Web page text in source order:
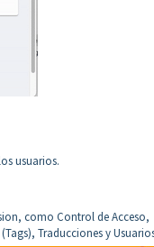
usuarios.
como Control de Acceso,
Traducciones y